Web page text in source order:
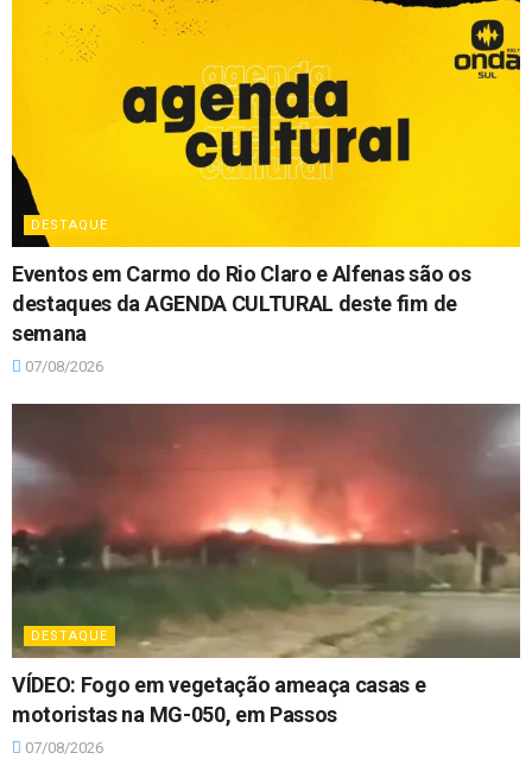
DESTAQUE
Eventos em Carmo do Rio Claro e Alfenas são os
destaques da AGENDA CULTURAL deste fim de
semana
07/08/2026
DESTAQUE
VÍDEO: Fogo em vegetação ameaça casas e
motoristas na MG-050, em Passos
07/08/2026